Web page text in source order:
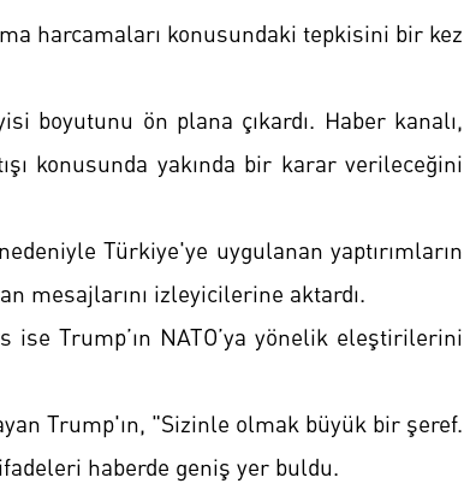
harcamaları konusundaki tepkisini bir kez
boyutunu ön plana çıkardı. Haber kanalı,
konusunda yakında bir karar verileceğini
Türkiye'ye uygulanan yaptırımların
mesajlarını izleyicilerine aktardı.
Trump’ın NATO’ya yönelik eleştirilerini
Trump'ın, "Sizinle olmak büyük bir şeref.
haberde geniş yer buldu.